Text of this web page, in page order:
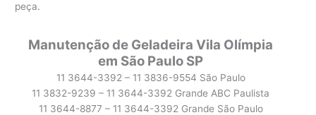
peça.
Manutenção de Geladeira Vila Olímpia
em São Paulo SP
11 3644-3392 – 11 3836-9554 São Paulo
11 3832-9239 – 11 3644-3392 Grande ABC Paulista
11 3644-8877 – 11 3644-3392 Grande São Paulo